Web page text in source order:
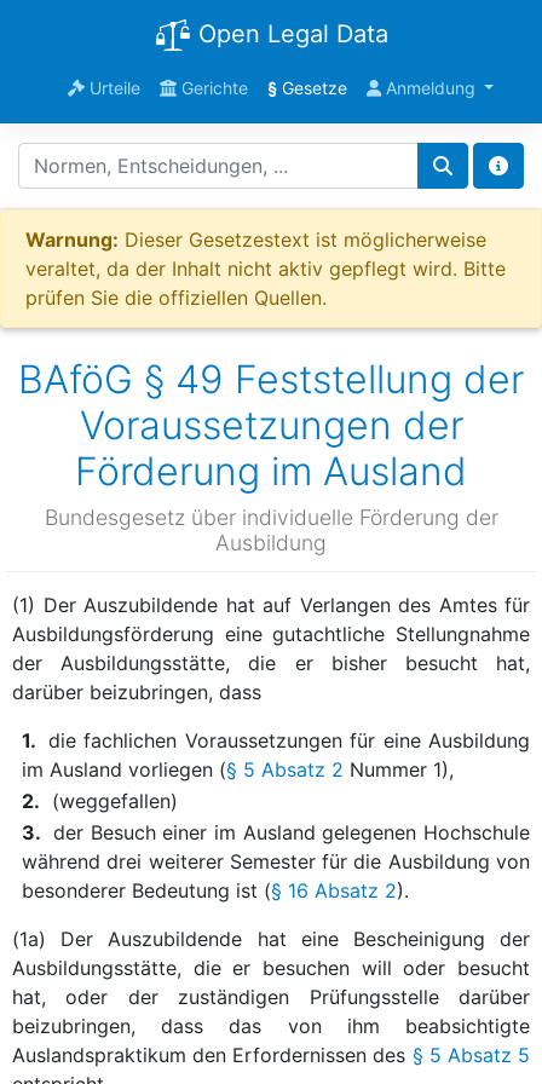
Open Legal Data
Urteile Gerichte §Gesetze Anmeldung
Warnung: Dieser Gesetzestext ist möglicherweise
veraltet, da der Inhalt nicht aktiv gepflegt wird. Bitte
prüfen Sie die offiziellen Quellen.
BAföG § 49 Feststellung der
Voraussetzungen der
Förderung im Ausland
Bundesgesetz über individuelle Förderung der
Ausbildung
(1) Der Auszubildende hat auf Verlangen des Amtes für
Ausbildungsförderung eine gutachtliche Stellungnahme
der Ausbildungsstätte, die er bisher besucht hat,
darüber beizubringen, dass
1. die fachlichen Voraussetzungen für eine Ausbildung
im Ausland vorliegen (§ 5 Absatz 2 Nummer 1),
2. (weggefallen)
3. der Besuch einer im Ausland gelegenen Hochschule
während drei weiterer Semester für die Ausbildung von
besonderer Bedeutung ist (§ 16 Absatz 2).
(1a) Der Auszubildende hat eine Bescheinigung der
Ausbildungsstätte, die er besuchen will oder besucht
hat, oder der zuständigen Prüfungsstelle darüber
beizubringen, dass das von ihm beabsichtigte
Auslandspraktikum den Erfordernissen des § 5 Absatz 5